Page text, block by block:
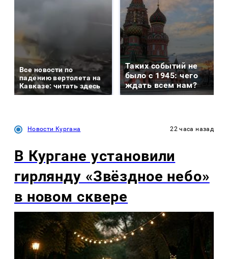
Все новости по
падению вертолета на
Кавказе: читать здесь
Таких событий не
было с 1945: чего
ждать всем нам?
Новости Кургана 22 часа назад
В Кургане установили
гирлянду «Звёздное небо»
в новом сквере